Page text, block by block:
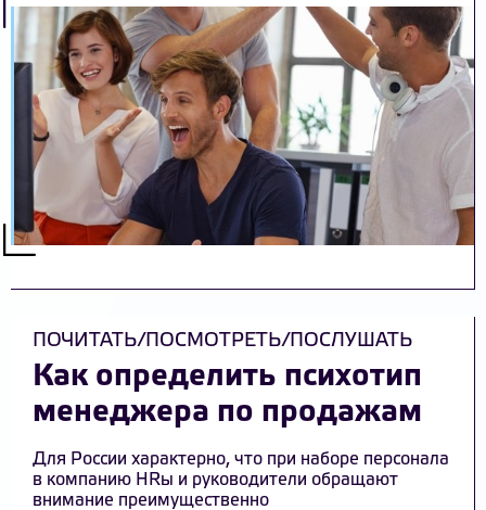
ПОЧИТАТЬ/ПОСМОТРЕТЬ/ПОСЛУШАТЬ
Как определить психотип
менеджера по продажам
Для России характерно, что при наборе персонала
в компанию HRы и руководители обращают
внимание преимущественно